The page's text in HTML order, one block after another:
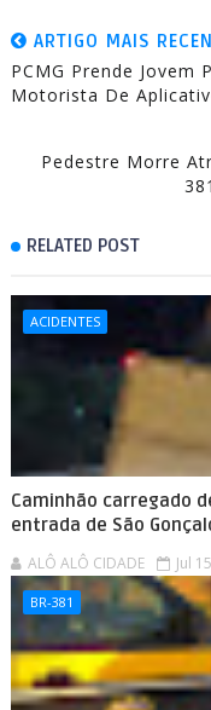
ARTIGO MAIS
PCMG Prende
Motorista De
Pedestre Morre
RELATED POST
ACIDENTES
Caminhão carregado
entrada de São
ALÔ ALÔ CIDADE Jul
BR-381